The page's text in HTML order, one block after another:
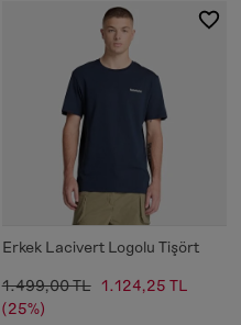
Erkek Lacivert Logolu Tişört
1.499,00 TL 1.124,25 TL
(25%)